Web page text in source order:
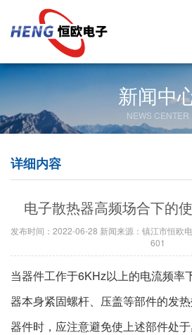
新闻中
NEWS CENTER
详细内容
电子散热器高频场合下的
发布时间：2022-06-28 新闻来源：镇江市恒欧
601
当器件工作于6KHz以上的电流频率
器本身紧固螺杆、压盖等部件的发
器件时，应注意避免使上述部件处